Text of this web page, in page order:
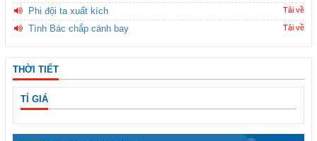
Phi đội ta xuất kích Tải về
Tình Bác chắp cánh bay Tải về
THỜI TIẾT
TỈ GIÁ